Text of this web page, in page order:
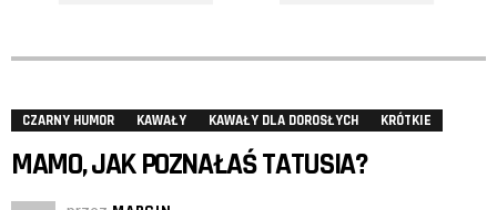
CZARNY HUMOR KAWAŁY KAWAŁY DLA DOROSŁYCH KRÓTKIE
MAMO, JAK POZNAŁAŚ TATUSIA?